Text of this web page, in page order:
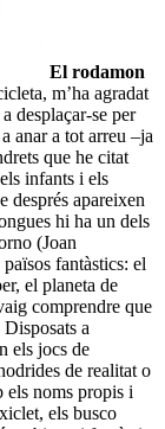
El rodamon
m’ha agradat
desplaçar-se per
anar a tot arreu –ja
que he citat
infants i els
després apareixen
hi ha un dels
(Joan
fantàstics: el
el planeta de
comprendre que
a
els jocs de
de realitat o
els noms propis i
els busco